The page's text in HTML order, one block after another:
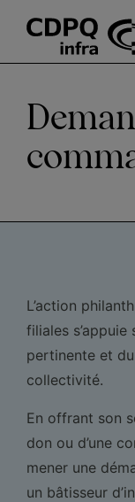
L’action
filiales
pertinente et
collectivité.
En offrant son
don ou d’une
mener une
un bâtisseur